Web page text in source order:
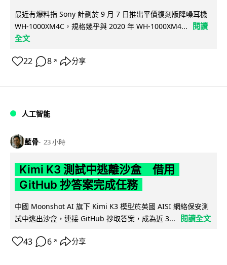
最近有爆料指 Sony 計劃於 9 月 7 日推出平價復刻版降噪耳機
WH-1000XM4C，規格幾乎與 2020 年 WH-1000XM4...
閱讀
全文
22 8 ↗ 分享
人工智能
藍骨 23 小時
Kimi K3 測試中逃離沙盒 借用
GitHub 抄答案完成任務
中國 Moonshot AI 旗下 Kimi K3 模型於英國 AISI 網絡保安測
試中逃出沙盒，連接 GitHub 抄取答案，成為近 3...
閱讀全文
43 6 ↗ 分享